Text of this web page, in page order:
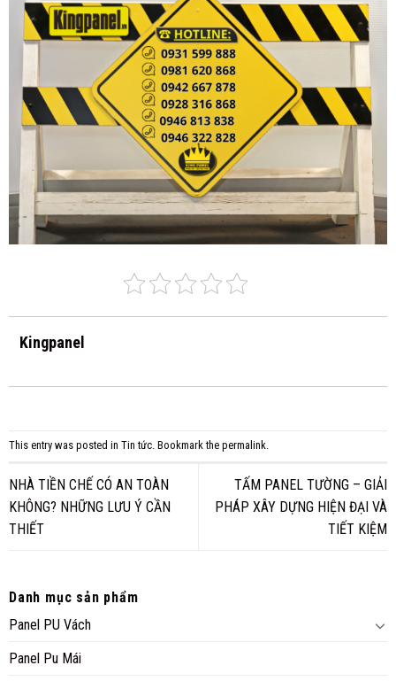
Kingpanel
This entry was posted in Tin tức. Bookmark the permalink.
NHÀ TIỀN CHẾ CÓ AN TOÀN
KHÔNG? NHỮNG LƯU Ý CẦN
THIẾT
TẤM PANEL TƯỜNG – GIẢI
PHÁP XÂY DỰNG HIỆN ĐẠI VÀ
TIẾT KIỆM
Danh mục sản phẩm
Panel PU Vách
Panel Pu Mái